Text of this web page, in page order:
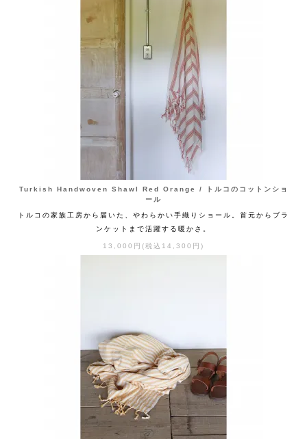
Turkish Handwoven Shawl Red Orange / トルコのコットンショ
ール
トルコの家族工房から届いた、やわらかい手織りショール。首元からブラ
ンケットまで活躍する暖かさ。
13,000円(税込14,300円)